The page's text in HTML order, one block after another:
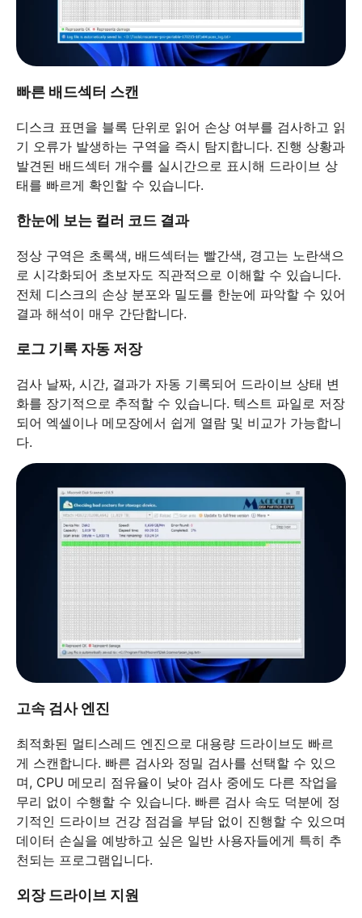
빠른 배드섹터 스캔
디스크 표면을 블록 단위로 읽어 손상 여부를 검사하고 읽
기 오류가 발생하는 구역을 즉시 탐지합니다. 진행 상황과
발견된 배드섹터 개수를 실시간으로 표시해 드라이브 상
태를 빠르게 확인할 수 있습니다.
한눈에 보는 컬러 코드 결과
정상 구역은 초록색, 배드섹터는 빨간색, 경고는 노란색으
로 시각화되어 초보자도 직관적으로 이해할 수 있습니다.
전체 디스크의 손상 분포와 밀도를 한눈에 파악할 수 있어
결과 해석이 매우 간단합니다.
로그 기록 자동 저장
검사 날짜, 시간, 결과가 자동 기록되어 드라이브 상태 변
화를 장기적으로 추적할 수 있습니다. 텍스트 파일로 저장
되어 엑셀이나 메모장에서 쉽게 열람 및 비교가 가능합니
다.
고속 검사 엔진
최적화된 멀티스레드 엔진으로 대용량 드라이브도 빠르
게 스캔합니다. 빠른 검사와 정밀 검사를 선택할 수 있으
며, CPU 메모리 점유율이 낮아 검사 중에도 다른 작업을
무리 없이 수행할 수 있습니다. 빠른 검사 속도 덕분에 정
기적인 드라이브 건강 점검을 부담 없이 진행할 수 있으며
데이터 손실을 예방하고 싶은 일반 사용자들에게 특히 추
천되는 프로그램입니다.
외장 드라이브 지원